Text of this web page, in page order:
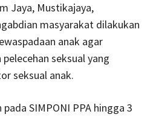
Jaya, Mustikajaya,
masyarakat dilakukan
anak agar
seksual yang
seksual anak.
SIMPONI PPA hingga 3